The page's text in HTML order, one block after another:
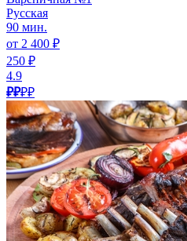
Русская
90 мин.
от 2 400 ₽
250 ₽
4.9
₽₽₽₽